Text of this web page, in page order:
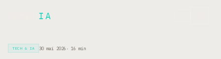
IA
TECH & IA 30 mai 2026 · 16 min